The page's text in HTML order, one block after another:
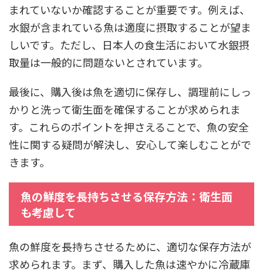
まれていないか確認することが重要です。例えば、
水銀が含まれている魚は適度に摂取することが望ま
しいです。ただし、日本人の食生活において水銀摂
取量は一般的に問題ないとされています。
最後に、購入後は魚を適切に保存し、調理前にしっ
かりと洗って衛生面を確保することが求められま
す。これらのポイントを押さえることで、魚の安全
性に関する疑問が解決し、安心して楽しむことがで
きます。
魚の鮮度を長持ちさせる保存方法：衛生面
も考慮して
魚の鮮度を長持ちさせるために、適切な保存方法が
求められます。まず、購入した魚は速やかに冷蔵庫